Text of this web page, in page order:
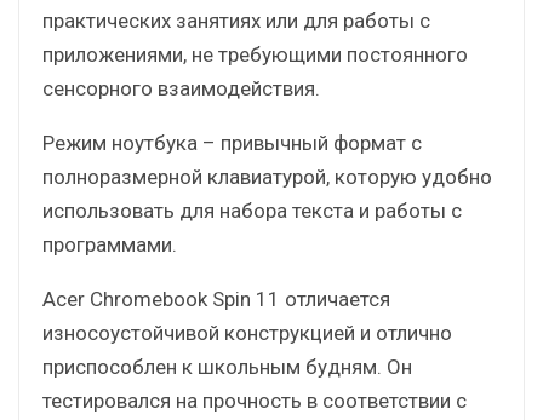
практических занятиях или для работы с
приложениями, не требующими постоянного
сенсорного взаимодействия.
Режим ноутбука – привычный формат с
полноразмерной клавиатурой, которую удобно
использовать для набора текста и работы с
программами.
Acer Chromebook Spin 11 отличается
износоустойчивой конструкцией и отлично
приспособлен к школьным будням. Он
тестировался на прочность в соответствии с